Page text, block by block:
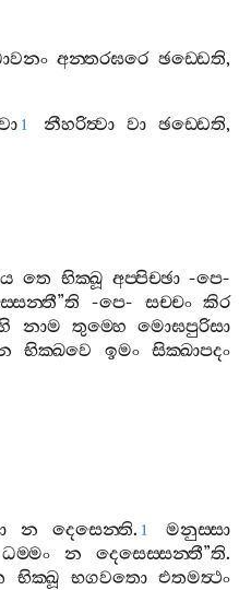
අන‍්තරඝරෙ ඡඩ‍්ඩෙති,
1 නීහරිත්‍වා වා ඡඩ‍්ඩෙති,
තෙ භික‍්ඛූ අප‍්පිච‍්ඡා-පෙ-
”ති -පෙ- සච‍්චං කිර
නාම තුම‍්හෙ මොඝපුරිසා
භික‍්ඛවෙ ඉමං සික‍්ඛාපදං
න දෙසෙන‍්ති. 1
මනුස‍්සා
ධම‍්මං න දෙසෙස‍්සන‍්තී”ති.
භික‍්ඛූ භගවතො එතමත්‍ථං